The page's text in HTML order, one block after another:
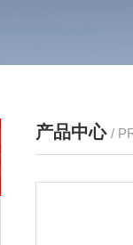
产品中心 /